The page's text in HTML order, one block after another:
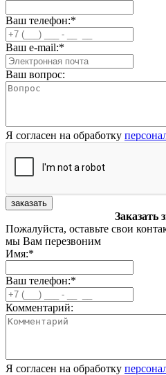
Ваш телефон:*
Ваш e-mail:*
Ваш вопрос:
Я согласен на обработку
заказать
Заказать
Пожалуйста, оставьте свои
мы Вам перезвоним
Имя:*
Ваш телефон:*
Комментарий:
Я согласен на обработку